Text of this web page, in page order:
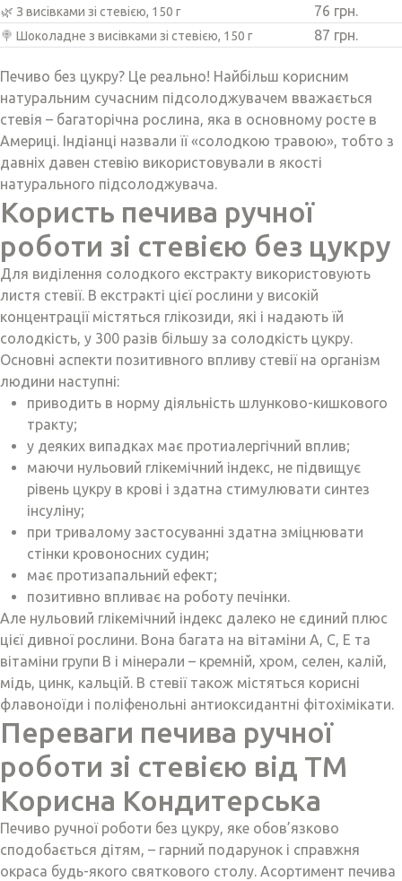
🌿 З висівками зі стевією, 150 г 76 грн.
🍭 Шоколадне з висівками зі стевією, 150 г 87 грн.
Печиво без цукру? Це реально! Найбільш корисним
натуральним сучасним підсолоджувачем вважається
стевія – багаторічна рослина, яка в основному росте в
Америці. Індіанці назвали її «солодкою травою», тобто з
давніх давен стевію використовували в якості
натурального підсолоджувача.
Користь печива ручної
роботи зі стевією без цукру
Для виділення солодкого екстракту використовують
листя стевії. В екстракті цієї рослини у високій
концентрації містяться глікозиди, які і надають їй
солодкість, у 300 разів більшу за солодкість цукру.
Основні аспекти позитивного впливу стевії на організм
людини наступні:
приводить в норму діяльність шлунково-кишкового
тракту;
у деяких випадках має протиалергічний вплив;
маючи нульовий глікемічний індекс, не підвищує
рівень цукру в крові і здатна стимулювати синтез
інсуліну;
при тривалому застосуванні здатна зміцнювати
стінки кровоносних судин;
має протизапальний ефект;
позитивно впливає на роботу печінки.
Але нульовий глікемічний індекс далеко не єдиний плюс
цієї дивної рослини. Вона багата на вітаміни А, С, Е та
вітаміни групи В і мінерали – кремній, хром, селен, калій,
мідь, цинк, кальцій. В стевії також містяться корисні
флавоноїди і поліфенольні антиоксидантні фітохімікати.
Переваги печива ручної
роботи зі стевією від ТМ
Корисна Кондитерська
Печиво ручної роботи без цукру, яке обов’язково
сподобається дітям, – гарний подарунок і справжня
окраса будь-якого святкового столу. Асортимент печива